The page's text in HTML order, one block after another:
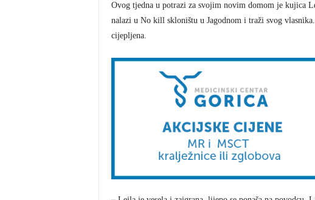
Ovog tjedna u potrazi za svojim novim domom je kujica
nalazi u No kill skloništu u Jagodnom i traži svog
cijepljena.